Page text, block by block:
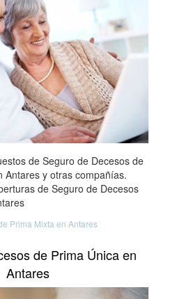
de Seguro de Decesos de
Antares y otras compañías.
de Seguro de Decesos
Prima Mixta en Antares
de Prima Única en
Antares